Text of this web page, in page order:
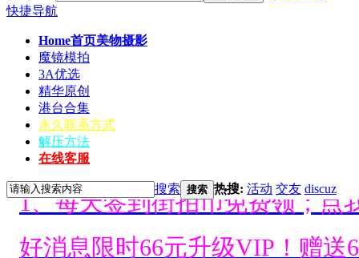
快捷导航
Home首页美物摄影
魔镜模拍
3A优选
精华原创
港台合集
永久联系方式
解压方法
在线客服
搜索 搜索 热搜: 活动 交友 discuz
好消息限时66元升级VIP！赠
1、每天签到街拍币免费领；点
好消息限时66元升级VIP！赠